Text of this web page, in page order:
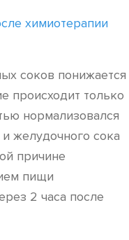
химиотерапии
соков понижается
происходит только
нормализовался
желудочного сока
причине
пищи
2 часа после